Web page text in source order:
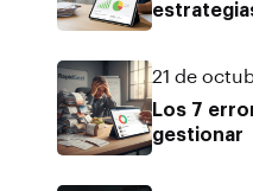
21 de
Los 7
gestionar